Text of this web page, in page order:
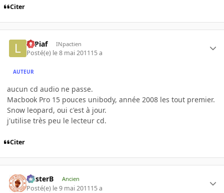
Citer
LePiaf INpactien
Posté(e) le 8 mai 201115 a
AUTEUR
aucun cd audio ne passe.
Macbook Pro 15 pouces unibody, année 2008 les tout premier.
Snow leopard, oui c'est à jour.
j'utilise très peu le lecteur cd.
Citer
misterB Ancien
Posté(e) le 9 mai 201115 a